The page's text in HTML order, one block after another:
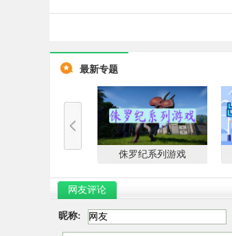
多岛屿结构，让玩家在不同区域之间切
断。玩家将在不断变化的天气与生态系统
最新专题
侏罗纪系列游戏
网友评论
昵称: